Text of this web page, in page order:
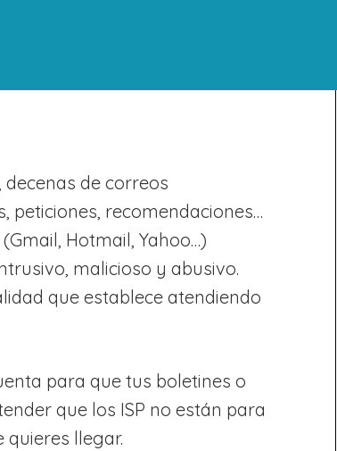
de correos
peticiones, recomendaciones…
Hotmail, Yahoo…)
malicioso y abusivo.
que establece atendiendo
para que tus boletines o
que los ISP no están para
quieres llegar.